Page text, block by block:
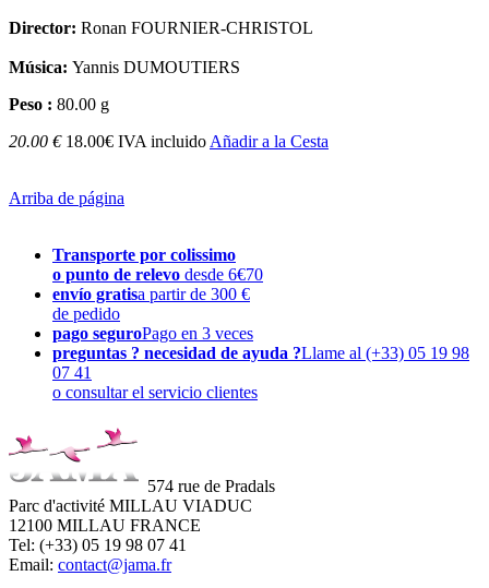
Director: Ronan FOURNIER-CHRISTOL
Música: Yannis DUMOUTIERS
Peso : 80.00 g
20.00 € 18.00€ IVA incluido Añadir a la Cesta
Arriba de página
Transporte por colissimo
o punto de relevo desde 6€70
envío gratisa partir de 300 €
de pedido
pago seguroPago en 3 veces
preguntas ? necesidad de ayuda ?Llame al (+33) 05 19 98
07 41
o consultar el servicio clientes
574 rue de Pradals
Parc d'activité MILLAU VIADUC
12100 MILLAU FRANCE
Tel: (+33) 05 19 98 07 41
Email: contact@jama.fr